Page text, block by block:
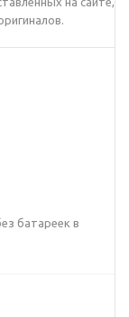
батареек в